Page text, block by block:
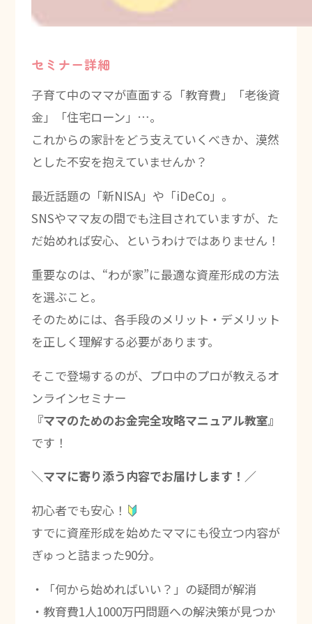
セミナー詳細
子育て中のママが直面する「教育費」「老後資
金」「住宅ローン」…。
これからの家計をどう支えていくべきか、漠然
とした不安を抱えていませんか？
最近話題の「新NISA」や「iDeCo」。
SNSやママ友の間でも注目されていますが、た
だ始めれば安心、というわけではありません！
重要なのは、“わが家”に最適な資産形成の方法
を選ぶこと。
そのためには、各手段のメリット・デメリット
を正しく理解する必要があります。
そこで登場するのが、プロ中のプロが教えるオ
ンラインセミナー
『ママのためのお金完全攻略マニュアル教室』
です！
＼ママに寄り添う内容でお届けします！／
初心者でも安心！
すでに資産形成を始めたママにも役立つ内容が
ぎゅっと詰まった90分。
・「何から始めればいい？」の疑問が解消
・教育費1人1000万円問題への解決策が見つか